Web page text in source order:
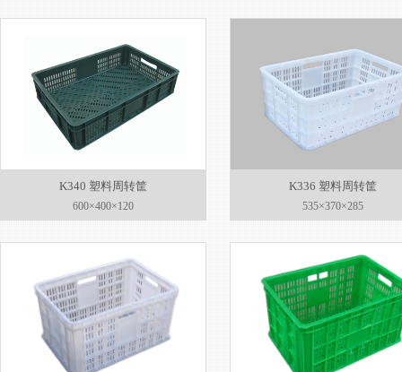
K340 塑料周转筐
600×400×120
K336 塑料周转筐
535×370×285